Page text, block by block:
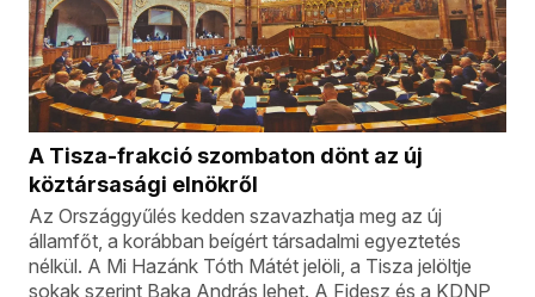
A Tisza-frakció szombaton dönt az új
köztársasági elnökről
Az Országgyűlés kedden szavazhatja meg az új
államfőt, a korábban beígért társadalmi egyeztetés
nélkül. A Mi Hazánk Tóth Mátét jelöli, a Tisza jelöltje
sokak szerint Baka András lehet. A Fidesz és a KDNP